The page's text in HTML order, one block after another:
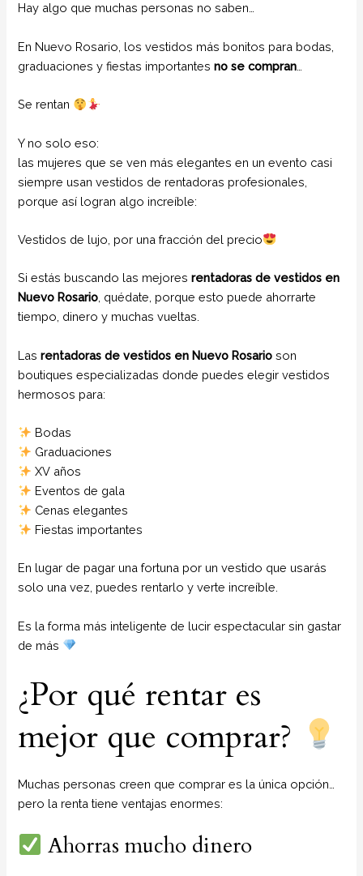
Hay algo que muchas personas no saben…
En Nuevo Rosario, los vestidos más bonitos para bodas,
graduaciones y fiestas importantesno se compran
Se rentan
Y no solo eso:
las mujeres que se ven más elegantes en un evento casi
siempre usan vestidos de rentadoras profesionales,
porque así logran algo increíble:
Vestidos de lujo, por una fracción del precio
Si estás buscando las mejoresrentadoras de vestidos en
Nuevo Rosario , quédate, porque esto puede ahorrarte
tiempo, dinero y muchas vueltas.
Lasrentadoras de vestidos en Nuevo Rosarioson
boutiques especializadas donde puedes elegir vestidos
hermosos para:
Bodas
Graduaciones
XV años
Eventos de gala
Cenas elegantes
Fiestas importantes
En lugar de pagar una fortuna por un vestido que usarás
solo una vez, puedes rentarlo y verte increíble.
Es la forma más inteligente de lucir espectacular sin gastar
de más
¿Por qué rentar es
mejor que comprar?
Muchas personas creen que comprar es la única opción…
pero la renta tiene ventajas enormes:
Ahorras mucho dinero